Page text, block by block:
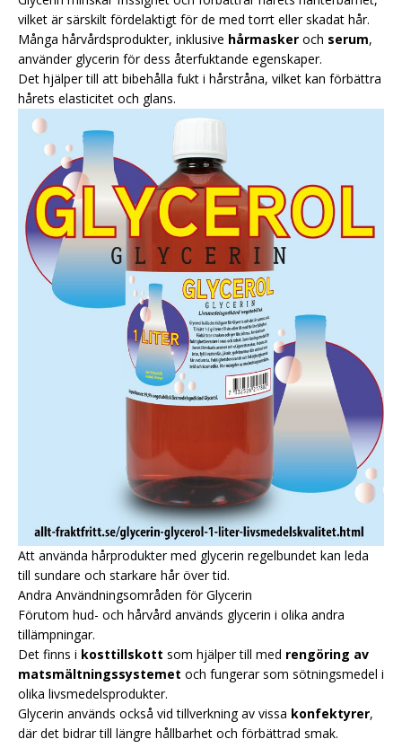
vilket är särskilt fördelaktigt för de med torrt eller skadat hår.
Många hårvårdsprodukter, inklusive hårmasker och serum,
använder glycerin för dess återfuktande egenskaper.
Det hjälper till att bibehålla fukt i hårstråna, vilket kan förbättra
hårets elasticitet och glans.
Att använda hårprodukter med glycerin regelbundet kan leda
till sundare och starkare hår över tid.
Andra Användningsområden för Glycerin
Förutom hud- och hårvård används glycerin i olika andra
tillämpningar.
Det finns i kosttillskott som hjälper till med rengöring av
matsmältningssystemet och fungerar som sötningsmedel i
olika livsmedelsprodukter.
Glycerin används också vid tillverkning av vissa konfektyrer,
där det bidrar till längre hållbarhet och förbättrad smak.